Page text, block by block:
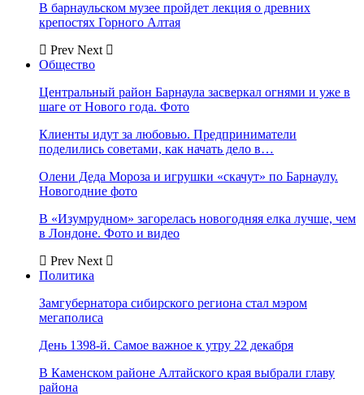
В барнаульском музее пройдет лекция о древних
крепостях Горного Алтая
Prev Next
Общество
Центральный район Барнаула засверкал огнями и уже в
шаге от Нового года. Фото
Клиенты идут за любовью. Предприниматели
поделились советами, как начать дело в…
Олени Деда Мороза и игрушки «скачут» по Барнаулу.
Новогодние фото
В «Изумрудном» загорелась новогодняя елка лучше, чем
в Лондоне. Фото и видео
Prev Next
Политика
Замгубернатора сибирского региона стал мэром
мегаполиса
День 1398-й. Самое важное к утру 22 декабря
В Каменском районе Алтайского края выбрали главу
района